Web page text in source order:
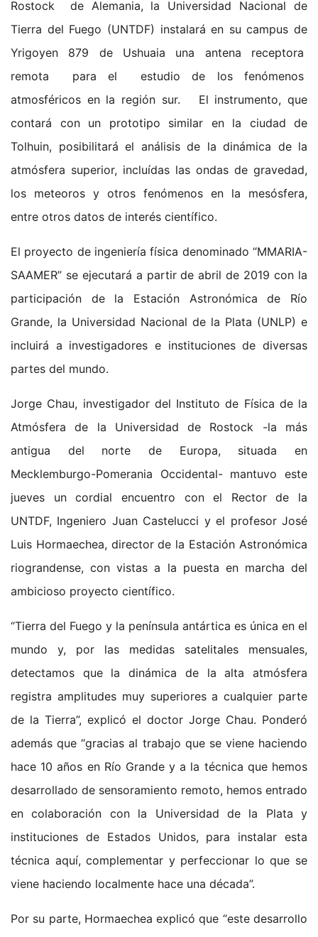
Rostock de Alemania, la Universidad Nacional de
Tierra del Fuego (UNTDF) instalará en su campus de
Yrigoyen 879 de Ushuaia una antena receptora
remota para el estudio de los fenómenos
atmosféricos en la región sur. El instrumento, que
contará con un prototipo similar en la ciudad de
Tolhuin, posibilitará el análisis de la dinámica de la
atmósfera superior, incluídas las ondas de gravedad,
los meteoros y otros fenómenos en la mesósfera,
entre otros datos de interés científico.
El proyecto de ingeniería física denominado “MMARIA-
SAAMER” se ejecutará a partir de abril de 2019 con la
participación de la Estación Astronómica de Río
Grande, la Universidad Nacional de la Plata (UNLP) e
incluirá a investigadores e instituciones de diversas
partes del mundo.
Jorge Chau, investigador del Instituto de Física de la
Atmósfera de la Universidad de Rostock -la más
antigua del norte de Europa, situada en
Mecklemburgo-Pomerania Occidental- mantuvo este
jueves un cordial encuentro con el Rector de la
UNTDF, Ingeniero Juan Castelucci y el profesor José
Luis Hormaechea, director de la Estación Astronómica
riograndense, con vistas a la puesta en marcha del
ambicioso proyecto científico.
“Tierra del Fuego y la península antártica es única en el
mundo y, por las medidas satelitales mensuales,
detectamos que la dinámica de la alta atmósfera
registra amplitudes muy superiores a cualquier parte
de la Tierra”, explicó el doctor Jorge Chau. Ponderó
además que “gracias al trabajo que se viene haciendo
hace 10 años en Río Grande y a la técnica que hemos
desarrollado de sensoramiento remoto, hemos entrado
en colaboración con la Universidad de la Plata y
instituciones de Estados Unidos, para instalar esta
técnica aquí, complementar y perfeccionar lo que se
viene haciendo localmente hace una década”.
Por su parte, Hormaechea explicó que “este desarrollo